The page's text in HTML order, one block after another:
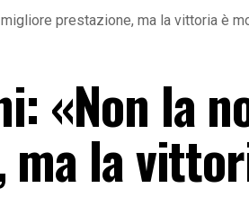
prestazione, ma la vittoria è
«Non la
la